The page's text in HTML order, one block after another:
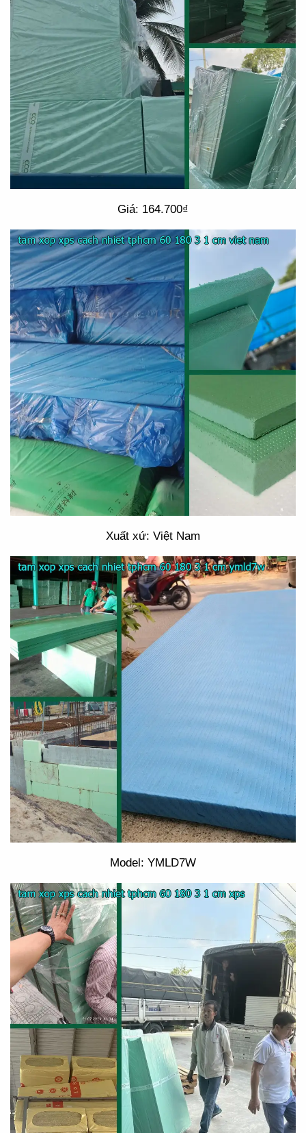
Giá: 164.700₫
Xuất xứ: Việt Nam
Model: YMLD7W